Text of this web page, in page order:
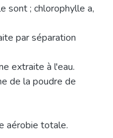
sont ; chlorophylle a,
par séparation
extraite à l'eau.
de la poudre de
aérobie totale.